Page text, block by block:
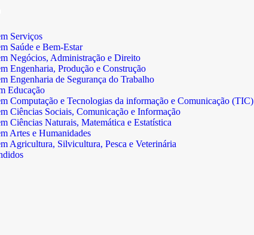
Serviços
Saúde e Bem-Estar
Negócios, Administração e Direito
Engenharia, Produção e Construção
Engenharia de Segurança do Trabalho
Educação
Computação e Tecnologias da informação e Comunicação (TIC)
Ciências Sociais, Comunicação e Informação
Ciências Naturais, Matemática e Estatística
Artes e Humanidades
Agricultura, Silvicultura, Pesca e Veterinária